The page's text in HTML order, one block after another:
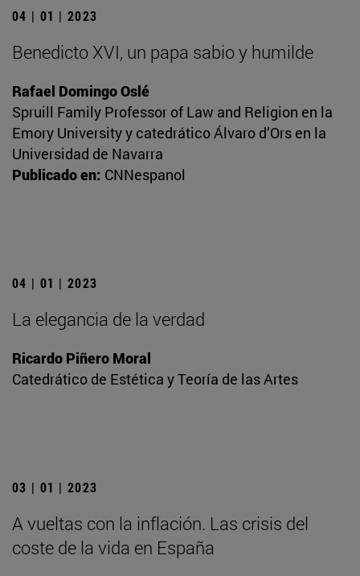
04 | 01 | 2023
Benedicto XVI, un papa sabio y humilde
Rafael Domingo Oslé
Spruill Family Professor of Law and Religion en la
Emory University y catedrático Álvaro d’Ors en la
Universidad de Navarra
Publicado en: CNNespanol
04 | 01 | 2023
La elegancia de la verdad
Ricardo Piñero Moral
Catedrático de Estética y Teoría de las Artes
03 | 01 | 2023
A vueltas con la inflación. Las crisis del
coste de la vida en España